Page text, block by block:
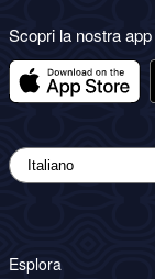
Scopri la nostra app
Esplora